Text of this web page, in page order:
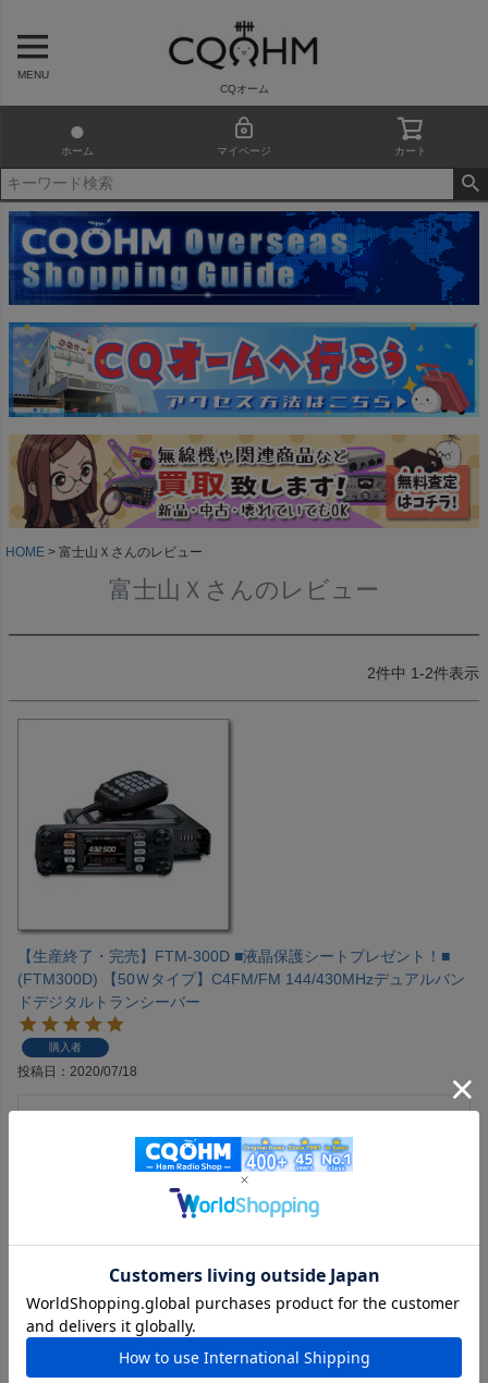
MENU
CQオーム
ホーム マイページ カート
HOME 富士山Ｘさんのレビュー
富士山Ｘさんのレビュー
2件中 1-2件表示
【生産終了・完売】FTM-300D ■液晶保護シートプレゼント！■
(FTM300D) 【50Ｗタイプ】C4FM/FM 144/430MHzデュアルバン
ドデジタルトランシーバー
購入者
投稿日 2020/07/18
と届き早速、車に取付けしましたが、あちこち初期不良を発
見！メインでＣＱを出すとサブでスケルチが開く！これはお
かしいと思い何日か過ごしていたら八重洲のメールが届き、
アップグレードをして下さいと来たのでもう一度車から取外
いてなかなか上手くアップグレードが進みませんでした。何
とかその説明の間違いを見つけながら終わりました。そのあ
と無線機は正常になりましたが初期不良は嫌ですね。しっか
りして欲しいものです。無線機自体はＦＴ４００を小型にし
た感じで使いやすくてお勧めです。